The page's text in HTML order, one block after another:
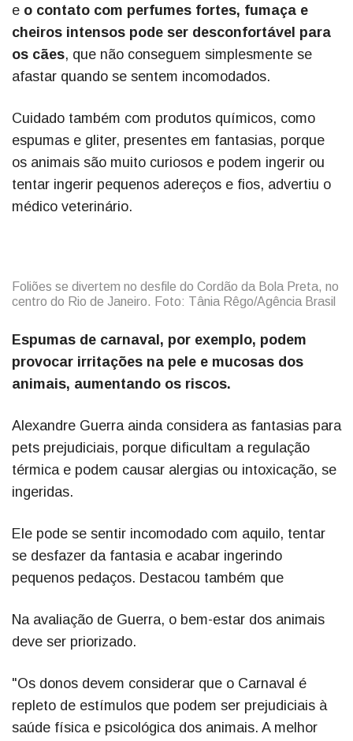
e o contato com perfumes fortes, fumaça e
cheiros intensos pode ser desconfortável para
os cães, que não conseguem simplesmente se
afastar quando se sentem incomodados.
Cuidado também com produtos químicos, como
espumas e gliter, presentes em fantasias, porque
os animais são muito curiosos e podem ingerir ou
tentar ingerir pequenos adereços e fios, advertiu o
médico veterinário.
Foliões se divertem no desfile do Cordão da Bola Preta, no
centro do Rio de Janeiro. Foto: Tânia Rêgo/Agência Brasil
Espumas de carnaval, por exemplo, podem
provocar irritações na pele e mucosas dos
animais, aumentando os riscos.
Alexandre Guerra ainda considera as fantasias para
pets prejudiciais, porque dificultam a regulação
térmica e podem causar alergias ou intoxicação, se
ingeridas.
Ele pode se sentir incomodado com aquilo, tentar
se desfazer da fantasia e acabar ingerindo
pequenos pedaços. Destacou também que
Na avaliação de Guerra, o bem-estar dos animais
deve ser priorizado.
"Os donos devem considerar que o Carnaval é
repleto de estímulos que podem ser prejudiciais à
saúde física e psicológica dos animais. A melhor